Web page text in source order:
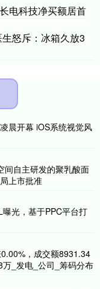
电科技净买额居首
怒斥：冰箱久放3
晨开幕 iOS系统视觉风
间自主研发的聚乳酸面
上市批准
光，基于PPC平台打
，成交额8931.34
_发电_公司_筹码分布